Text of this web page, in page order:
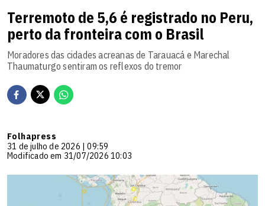
Terremoto de 5,6 é registrado no Peru,
perto da fronteira com o Brasil
Moradores das cidades acreanas de Tarauacá e Marechal
Thaumaturgo sentiram os reflexos do tremor
Folhapress
31 de julho de 2026 | 09:59
Modificado em 31/07/2026 10:03